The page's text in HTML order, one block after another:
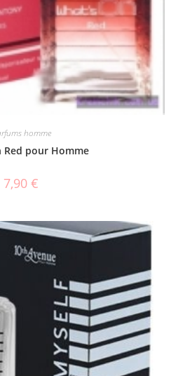
homme
Red pour Homme
7,90 €